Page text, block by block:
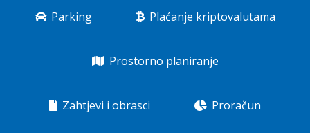
Parking Plaćanje kriptovalutama
Prostorno planiranje
Zahtjevi i obrasci Proračun